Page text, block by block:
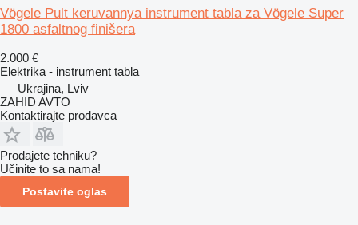
Vögele Pult keruvannya instrument tabla za Vögele Super
1800 asfaltnog finišera
2.000 €
Elektrika - instrument tabla
Ukrajina, Lviv
ZAHID AVTO
Kontaktirajte prodavca
Prodajete tehniku?
Učinite to sa nama!
Postavite oglas